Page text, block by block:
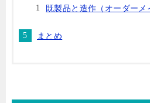
既製品と造作（オーダーメ
まとめ